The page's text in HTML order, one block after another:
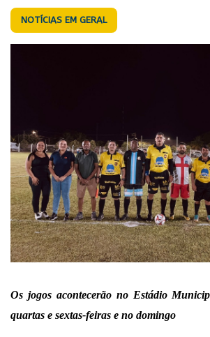
NOTÍCIAS EM GERAL
Os jogos acontecerão no Estádio
quartas e sextas-feiras e no domingo